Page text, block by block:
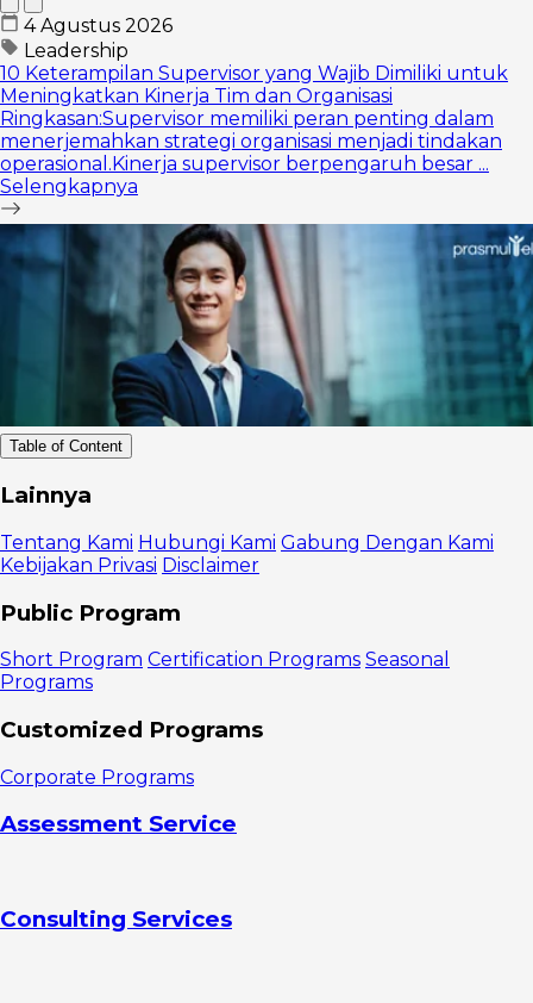
4 Agustus 2026
Leadership
10 Keterampilan Supervisor yang Wajib Dimiliki untuk
Meningkatkan Kinerja Tim dan Organisasi
Ringkasan:Supervisor memiliki peran penting dalam
menerjemahkan strategi organisasi menjadi tindakan
operasional.Kinerja supervisor berpengaruh besar ...
Selengkapnya
Table of Content
Manfaat
Program
Pelatihan
Kerja
Bersertifikat
1.
Mendapatkan
skill baru
2.
Memperbesar
peluang
mendapatkan
idaman
Membuka
4.
Lainnya
Tentang Kami Hubungi Kami Gabung Dengan Kami
Kebijakan Privasi Disclaimer
Public Program
Short Program Certification Programs Seasonal
Programs
Customized Programs
Corporate Programs
Assessment Service
Consulting Services